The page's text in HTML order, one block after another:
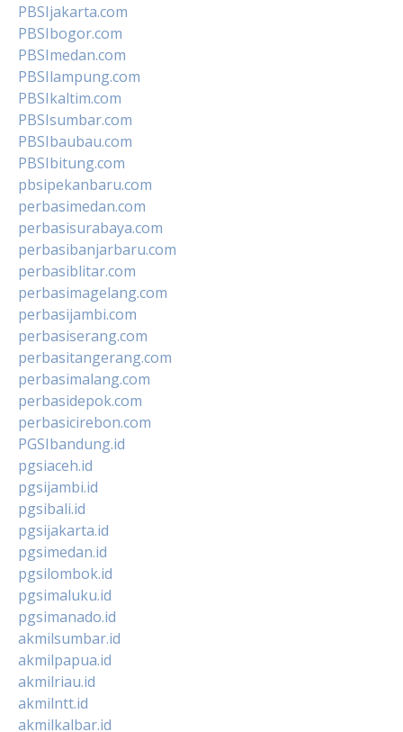
PBSIjakarta.com
PBSIbogor.com
PBSImedan.com
PBSIlampung.com
PBSIkaltim.com
PBSIsumbar.com
PBSIbaubau.com
PBSIbitung.com
pbsipekanbaru.com
perbasimedan.com
perbasisurabaya.com
perbasibanjarbaru.com
perbasiblitar.com
perbasimagelang.com
perbasijambi.com
perbasiserang.com
perbasitangerang.com
perbasimalang.com
perbasidepok.com
perbasicirebon.com
PGSIbandung.id
pgsiaceh.id
pgsijambi.id
pgsibali.id
pgsijakarta.id
pgsimedan.id
pgsilombok.id
pgsimaluku.id
pgsimanado.id
akmilsumbar.id
akmilpapua.id
akmilriau.id
akmilntt.id
akmilkalbar.id